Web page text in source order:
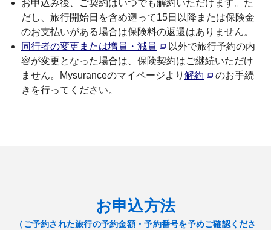
お申込み後、ご契約はいつでも解約いただけます。た
だし、旅行開始日を含め遡って15日以降または保険金
のお支払いがある場合は保険料の返還はありません。
同行者の変更または増員・減員
以外で旅行予約の内
容が変更となった場合は、保険契約はご継続いただけ
ません。Mysuranceのマイページより 解約
のお手続
きを行ってください。
お申込⽅法
（ご予約された旅行の予約金額・予約番号を予めご確認くださ